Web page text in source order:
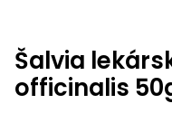
Šalvia
officinalis